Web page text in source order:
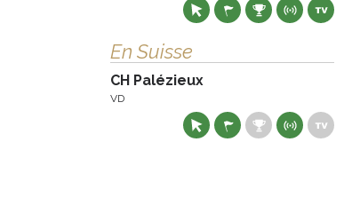
En Suisse
CH Palézieux
VD